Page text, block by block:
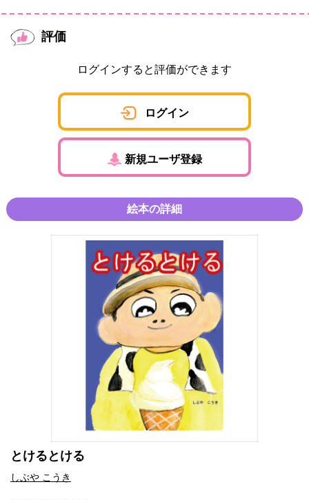
評価
ログインすると評価ができます
ログイン
新規ユーザ登録
絵本の詳細
とけるとける
しぶや こうき